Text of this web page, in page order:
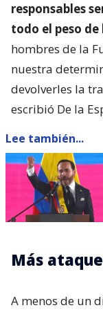
responsables
todo el peso de
hombres de la
nuestra
devolverles la
escribió De la
Lee también...
Más
A menos de un